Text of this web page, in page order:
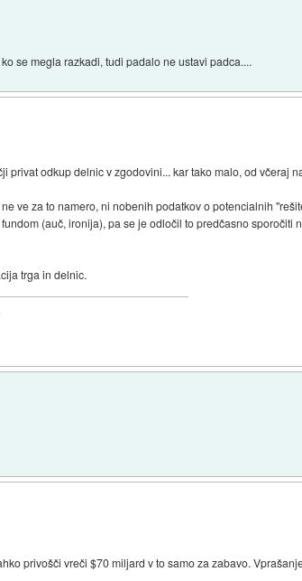
se megla razkadi, tudi padalo ne ustavi padca....
privat odkup delnic v zgodovini... kar tako malo, od včeraj
ve za to namero, ni nobenih podatkov o potencialnih
(auč, ironija), pa se je odločil to predčasno
trga in delnic.
privošči vreči $70 miljard v to samo za zabavo.